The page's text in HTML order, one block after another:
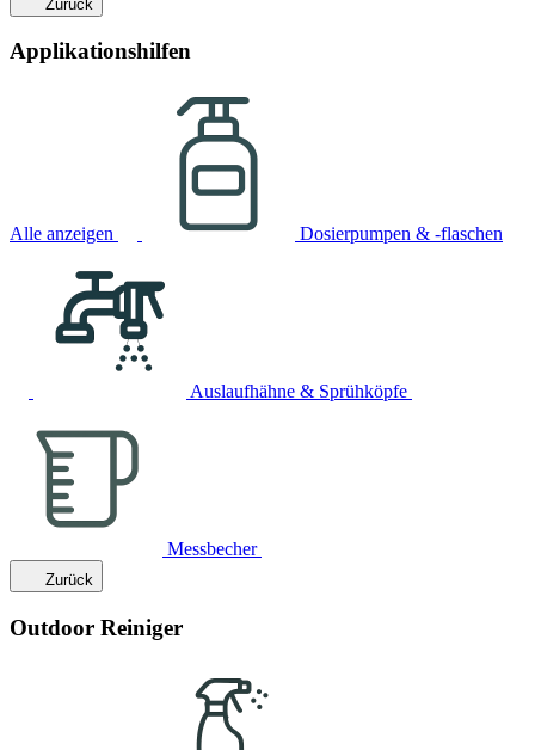
Zurück
Applikationshilfen
Alle anzeigen Dosierpumpen & -flaschen
Auslaufhähne & Sprühköpfe
Messbecher
Zurück
Outdoor Reiniger